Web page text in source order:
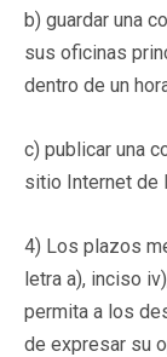
b) guardar una
sus oficinas
dentro de un
c) publicar una
sitio Internet de
4) Los plazos
letra a), inciso
permita a los
de expresar su